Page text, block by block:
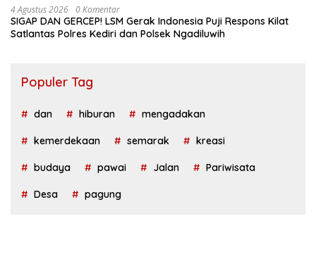
4 Agustus 2026 0 Komentar
SIGAP DAN GERCEP! LSM Gerak Indonesia Puji Respons Kilat
Satlantas Polres Kediri dan Polsek Ngadiluwih
Populer Tag
dan hiburan mengadakan
kemerdekaan semarak kreasi
budaya pawai Jalan Pariwisata
Desa pagung